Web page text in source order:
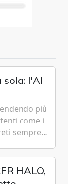
sola: l'AI
più
come il
sempre
in tempo
&
HALO,